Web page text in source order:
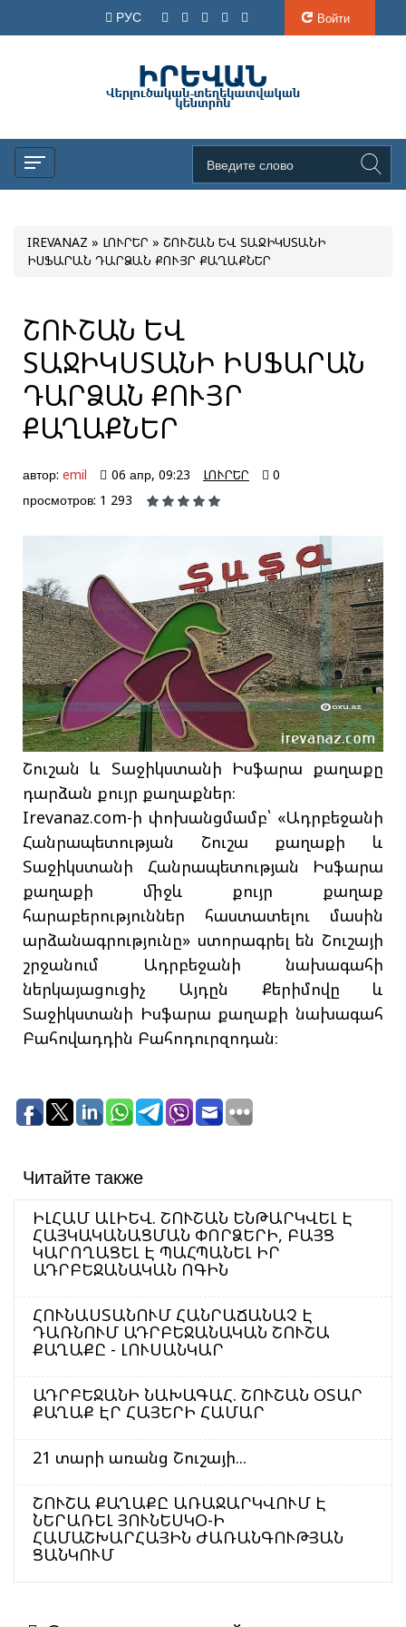
РУС Войти
IREVANAZ » ԼՈՒՐԵՐ » ՇՈՒՇԱՆ ԵՎ ՏԱՋԻԿՍՏԱՆԻ
ԻՍՖԱՐԱՆ ԴԱՐՁԱՆ ՔՈՒՅՐ ՔԱՂԱՔՆԵՐ
ՇՈՒՇԱՆ ԵՎ
ՏԱՋԻԿՍՏԱՆԻ ԻՍՖԱՐԱՆ
ԴԱՐՁԱՆ ՔՈՒՅՐ
ՔԱՂԱՔՆԵՐ
автор: emil 06 апр, 09:23 ԼՈՒՐԵՐ
0
просмотров: 1 293
Շուշան և Տաջիկստանի Իսֆարա քաղաքը
դարձան քույր քաղաքներ։
Irevanaz.com-ի փոխանցմամբ՝ «Ադրբեջանի
Հանրապետության Շուշա քաղաքի և
Տաջիկստանի Հանրապետության Իսֆարա
քաղաքի միջև քույր քաղաք
հարաբերություններ հաստատելու մասին
արձանագրությունը» ստորագրել են Շուշայի
շրջանում Ադրբեջանի նախագահի
ներկայացուցիչ Այդըն Քերիմովը և
Տաջիկստանի Իսֆարա քաղաքի նախագահ
Բահովադդին Բահոդուրզոդան։
Читайте также
ԻԼՀԱՄ ԱԼԻԵՎ. ՇՈՒՇԱՆ ԵՆԹԱՐԿՎԵԼ Է
ՀԱՅԿԱԿԱՆԱՑՄԱՆ ՓՈՐՁԵՐԻ, ԲԱՅՑ
ԿԱՐՈՂԱՑԵԼ Է ՊԱՀՊԱՆԵԼ ԻՐ
ԱԴՐԲԵՋԱՆԱԿԱՆ ՈԳԻՆ
ՀՈՒՆԱՍՏԱՆՈՒՄ ՀԱՆՐԱՃԱՆԱՉ Է
ԴԱՌՆՈՒՄ ԱԴՐԲԵՋԱՆԱԿԱՆ ՇՈՒՇԱ
ՔԱՂԱՔԸ - ԼՈՒՍԱՆԿԱՐ
ԱԴՐԲԵՋԱՆԻ ՆԱԽԱԳԱՀ. ՇՈՒՇԱՆ ՕՏԱՐ
ՔԱՂԱՔ ԷՐ ՀԱՅԵՐԻ ՀԱՄԱՐ
21 տարի առանց Շուշայի...
ՇՈՒՇԱ ՔԱՂԱՔԸ ԱՌԱՋԱՐԿՎՈՒՄ Է
ՆԵՐԱՌԵԼ ՅՈՒՆԵՍԿՕ-Ի
ՀԱՄԱՇԽԱՐՀԱՅԻՆ ԺԱՌԱՆԳՈՒԹՅԱՆ
ՑԱՆԿՈՒՄ